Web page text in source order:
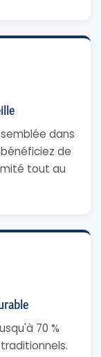
dans
de
tout au
70 %